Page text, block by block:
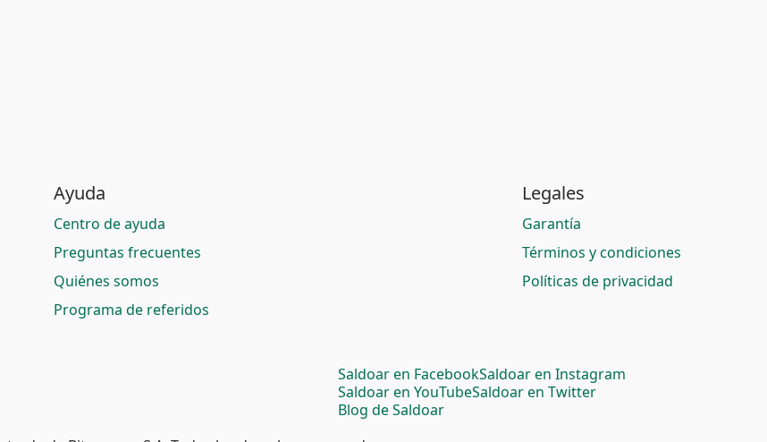
Ayuda
Centro de ayuda
Preguntas frecuentes
Quiénes somos
Programa de referidos
Legales
Garantía
Términos y condiciones
Políticas de privacidad
Saldoar en FacebookSaldoar en Instagram
Saldoar en YouTubeSaldoar en Twitter
Blog de Saldoar